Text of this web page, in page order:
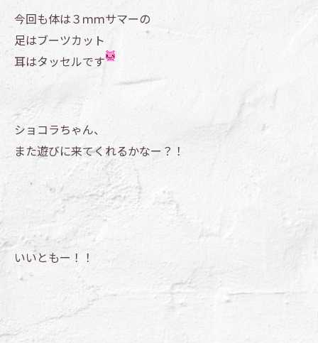
今回も体は３ｍｍサマーの
足はブーツカット
耳はタッセルです
ショコラちゃん、
また遊びに来てくれるかなー？！
いいともー！！